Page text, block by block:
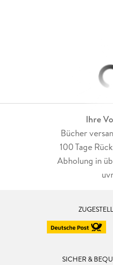
Ihre
Bücher
100 Tage
Abholung in
SICHER &